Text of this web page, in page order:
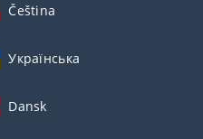
Čeština
Українська
Dansk